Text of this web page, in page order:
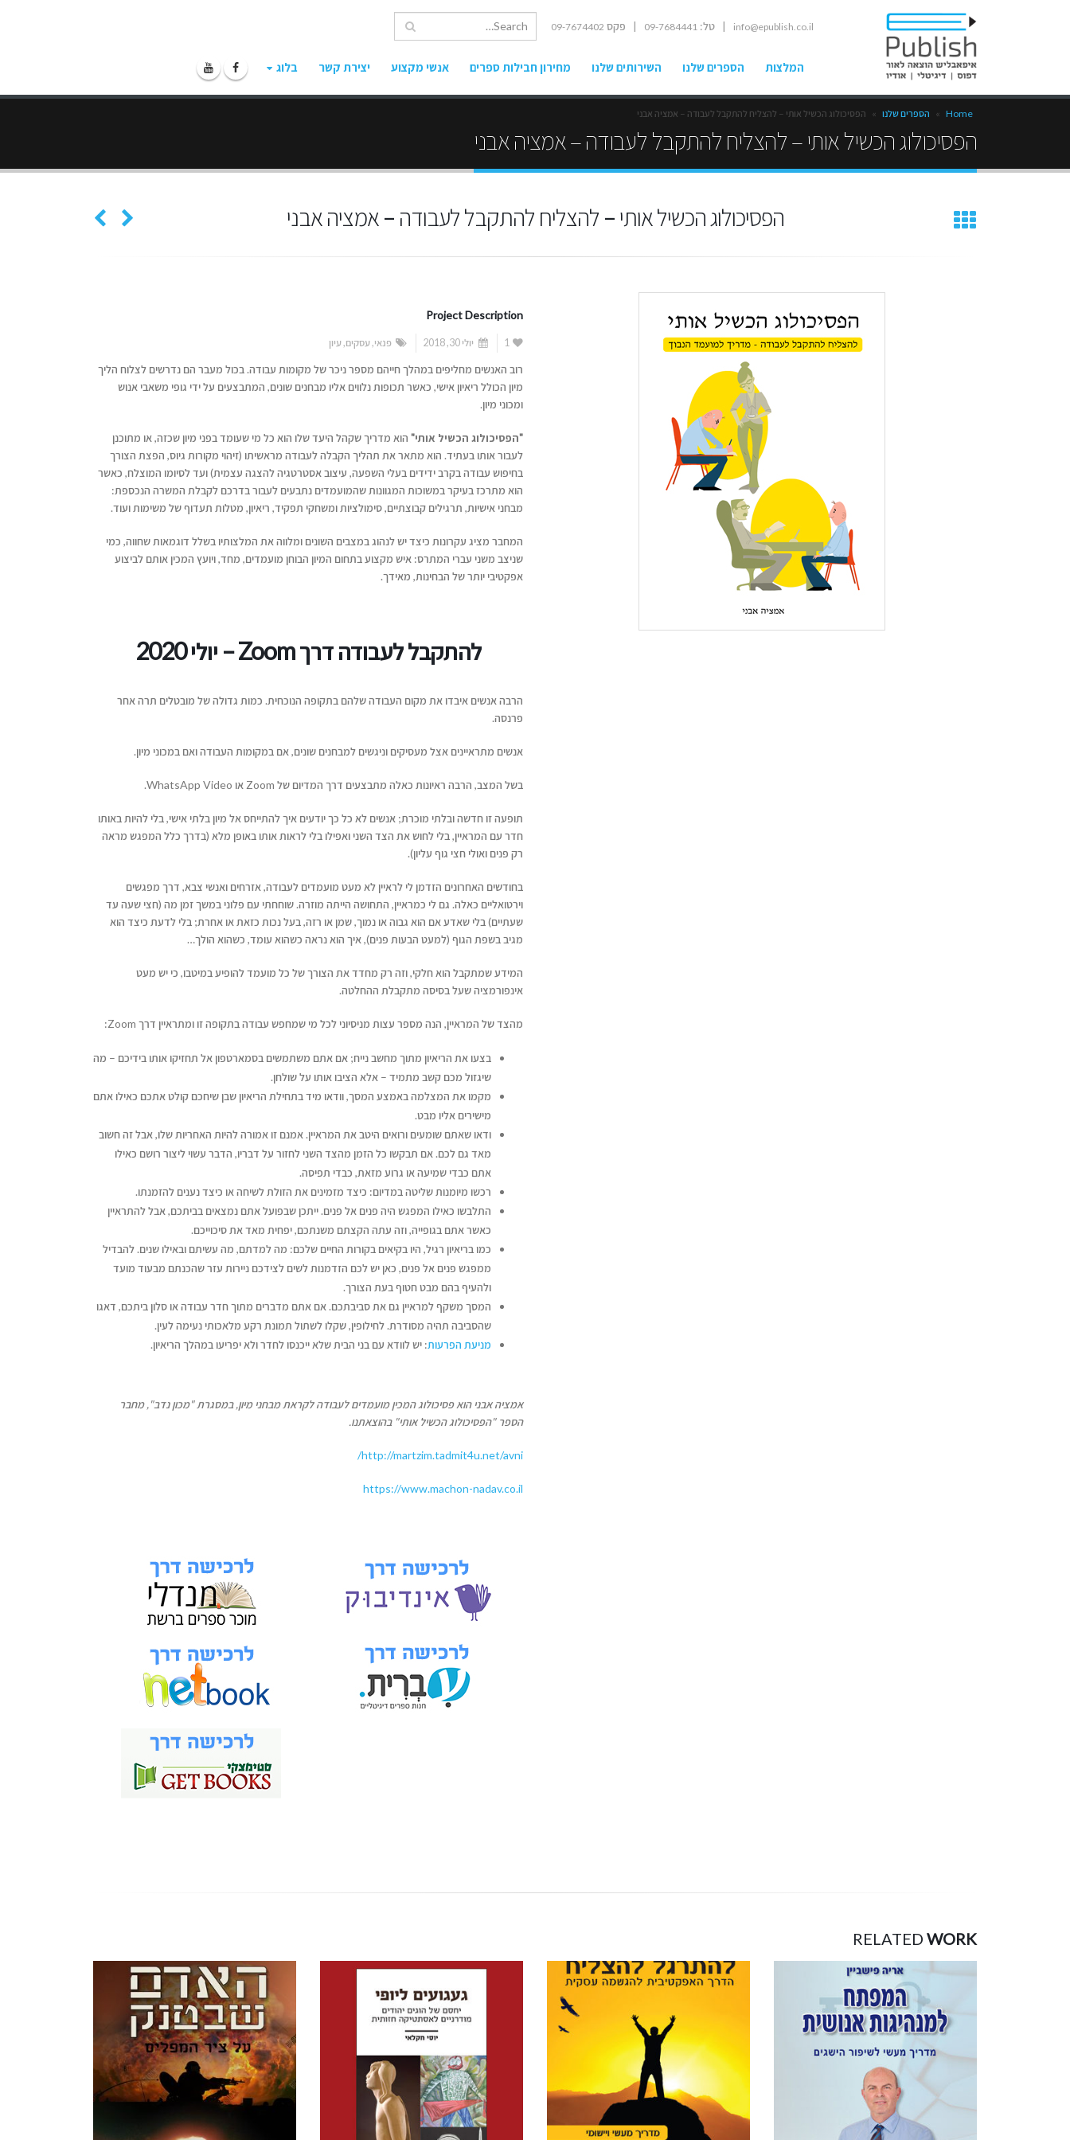
info@epublish.co.il | טל: 09-7684441 | פקס 09-7674402
המלצות הספרים שלנו השירותים שלנו מחירון חבילות ספרים אנשי מקצוע יצירת קשר בלוג
Home
» הספרים שלנו » הפסיכולוג הכשיל אותי – להצליח להתקבל לעבודה – אמציה אבני
הפסיכולוג הכשיל אותי – להצליח להתקבל לעבודה – אמציה אבני
הפסיכולוג הכשיל אותי – להצליח להתקבל לעבודה – אמציה אבני
Project Description
1 יולי 30, 2018 פנאי,עסקים,עיון
רוב האנשים מחליפים במהלך חייהם מספר ניכר של מקומות עבודה. בכול מעבר הם נדרשים לצלוח הליך
מיון הכולל ריאיון אישי, כאשר תכופות נלווים אליו מבחנים שונים, המתבצעים על ידי גופי משאבי אנוש
ומכוני מיון.
"הפסיכולוג הכשיל אותי" הוא מדריך שקהל היעד שלו הוא כל מי שעומד בפני מיון שכזה, או מתוכנן
לעבור אותו בעתיד. הוא מתאר את תהליך הקבלה לעבודה מראשיתו (זיהוי מקורות גיוס, הפצת הצורך
בחיפוש עבודה בקרב ידידים בעלי השפעה, עיצוב אסטרטגיה להצגה עצמית) ועד לסיומו המוצלח, כאשר
הוא מתרכז בעיקר במשוכות המגוונות שהמועמדים נתבעים לעבור בדרכם לקבלת המשרה הנכספת:
מבחני אישיות, תרגילים קבוצתיים, סימולציות ומשחקי תפקיד, ריאיון, מטלות תעדוף של משימות ועוד.
המחבר מציג עקרונות כיצד יש לנהוג במצבים השונים ומלווה את המלצותיו בשלל דוגמאות שחווה, כמי
שניצב משני עברי המתרס: איש מקצוע בתחום המיון הבוחן מועמדים, מחד, ויועץ המכין אותם לביצוע
אפקטיבי יותר של הבחינות, מאידך.
להתקבל לעבודה דרך Zoom – יולי 2020
הרבה אנשים איבדו את מקום העבודה שלהם בתקופה הנוכחית. כמות גדולה של מובטלים תרה אחר
פרנסה.
אנשים מתראיינים אצל מעסיקים וניגשים למבחנים שונים, אם במקומות העבודה ואם במכוני מיון.
בשל המצב, הרבה ראיונות כאלה מתבצעים דרך המדיום של Zoom או WhatsApp Video.
תופעה זו חדשה ובלתי מוכרת; אנשים לא כל כך יודעים איך להתייחס אל מיון בלתי אישי, בלי להיות באותו
חדר עם המראיין, בלי לחוש את הצד השני ואפילו בלי לראות אותו באופן מלא (בדרך כלל המפגש מראה
רק פנים ואולי חצי גוף עליון).
בחודשים האחרונים הזדמן לי לראיין לא מעט מועמדים לעבודה, אזרחים ואנשי צבא, דרך מפגשים
וירטואליים כאלה. גם לי כמראיין, התחושה הייתה מוזרה. שוחחתי עם פלוני במשך זמן מה (חצי שעה עד
שעתיים) בלי שאדע אם הוא גבוה או נמוך, שמן או רזה, בעל נכות כזאת או אחרת; בלי לדעת כיצד הוא
מגיב בשפת הגוף (למעט הבעות פנים), איך הוא נראה כשהוא עומד, כשהוא הולך…
המידע שמתקבל הוא חלקי, וזה רק מחדד את הצורך של כל מועמד להופיע במיטבו, כי יש מעט
אינפורמציה שעל בסיסה מתקבלת ההחלטה.
מהצד של המראיין, הנה מספר עצות מניסיוני לכל מי שמחפש עבודה בתקופה זו ומתראיין דרך Zoom:
בצעו את הריאיון מתוך מחשב נייח; אם אתם משתמשים בסמארטפון אל תחזיקו אותו בידיכם – מה
שיגזול מכם קשב מתמיד – אלא הציבו אותו על שולחן.
מקמו את המצלמה באמצע המסך, וודאו מיד בתחילת הריאיון שבן שיחכם קולט אתכם כאילו אתם
מישירים אליו מבט.
ודאו שאתם שומעים ורואים היטב את המראיין. אמנם זו אמורה להיות האחריות שלו, אבל זה חשוב
מאד גם לכם. אם תבקשו כל הזמן מהצד השני לחזור על דבריו, הדבר עשוי ליצור רושם כאילו
אתם כבדי שמיעה או גרוע מזאת, כבדי תפיסה.
רכשו מיומנות שליטה במדיום: כיצד מזמינים את הזולת לשיחה או כיצד נענים להזמנתו.
התלבשו כאילו המפגש היה פנים אל פנים. ייתכן שבפועל אתם נמצאים בביתכם, אבל להתראיין
כאשר אתם בגופייה, וזה עתה הקצתם משנתכם, יפחית מאד את סיכוייכם.
כמו בריאיון רגיל, היו בקיאים בקורות החיים שלכם: מה למדתם, מה עשיתם ובאילו שנים. להבדיל
ממפגש פנים אל פנים, כאן יש לכם הזדמנות לשים לצידכם ניירות עזר שהכנתם מבעוד מועד
ולהעיף בהם מבט חטוף בעת הצורך.
המסך משקף למראיין גם את סביבתכם. אם אתם מדברים מתוך חדר עבודה או סלון ביתכם, דאגו
שהסביבה תהיה מסודרת. לחילופין, שקלו לשתול תמונת רקע מלאכותי נעימה לעין.
מניעת הפרעות: יש לוודא עם בני הבית שלא ייכנסו לחדר ולא יפריעו במהלך הריאיון.
אמציה אבני הוא פסיכולוג המכין מועמדים לעבודה לקראת מבחני מיון, במסגרת "מכון נדב", מחבר
הספר "הפסיכולוג הכשיל אותי" בהוצאתנו.
http://martzim.tadmit4u.net/avni/
https://www.machon-nadav.co.il
RELATED WORK